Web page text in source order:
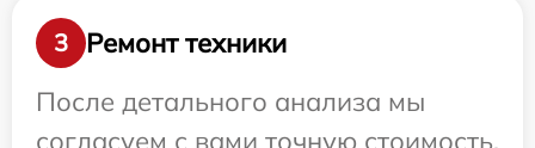
3
Ремонт техники
После детального анализа мы
согласуем с вами точную стоимость,